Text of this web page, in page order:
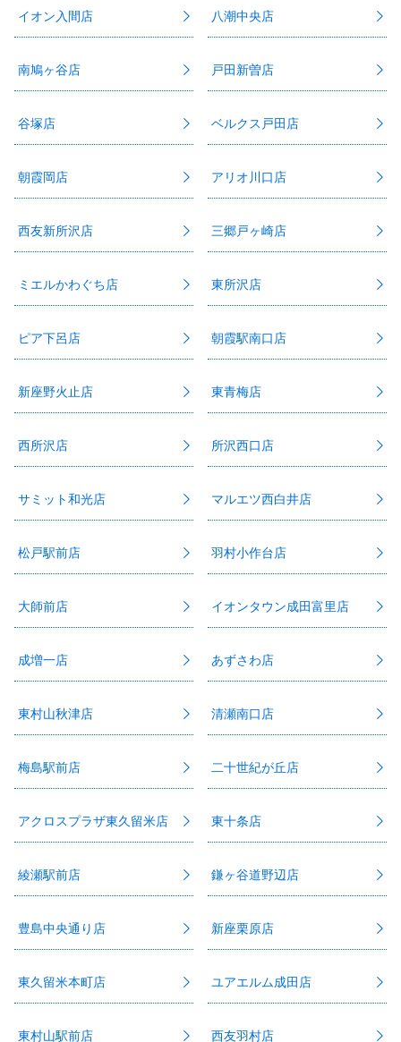
イオン入間店 八潮中央店
南鳩ヶ谷店 戸田新曽店
谷塚店 ベルクス戸田店
朝霞岡店 アリオ川口店
西友新所沢店 三郷戸ヶ崎店
ミエルかわぐち店 東所沢店
ピア下呂店 朝霞駅南口店
新座野火止店 東青梅店
西所沢店 所沢西口店
サミット和光店 マルエツ西白井店
松戸駅前店 羽村小作台店
大師前店 イオンタウン成田富里店
成増一店 あずさわ店
東村山秋津店 清瀬南口店
梅島駅前店 二十世紀が丘店
アクロスプラザ東久留米店 東十条店
綾瀬駅前店 鎌ヶ谷道野辺店
豊島中央通り店 新座栗原店
東久留米本町店 ユアエルム成田店
東村山駅前店 西友羽村店